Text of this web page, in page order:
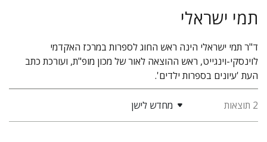
תמי ישראלי
ד"ר תמי ישראלי הינה ראש החוג לספרות במרכז האקדמי
לוינסקי-וינגייט, ראש ההוצאה לאור של מכון מופ"ת, ועורכת כתב
העת 'עיונים בספרות ילדים'.
2 תוצאות מחדש לישן